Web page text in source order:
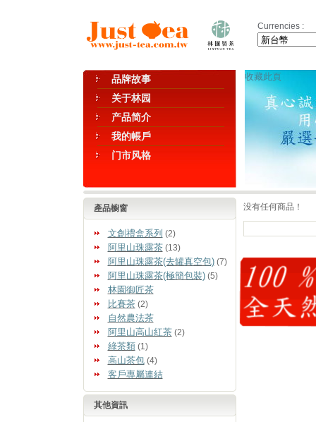
Currencies :
品牌故事
关于林园
产品简介
我的帳戶
门市风格
收藏此頁
產品櫥窗
文創禮盒系列 (2)
阿里山珠露茶(13)
阿里山珠露茶(去罐真空包)(7)
阿里山珠露茶(極簡包裝)(5)
林園御匠茶
比賽茶(2)
自然農法茶
阿里山高山紅茶(2)
綠茶類 (1)
高山茶包(4)
客戶專屬連結
其他資訊
没有任何商品！